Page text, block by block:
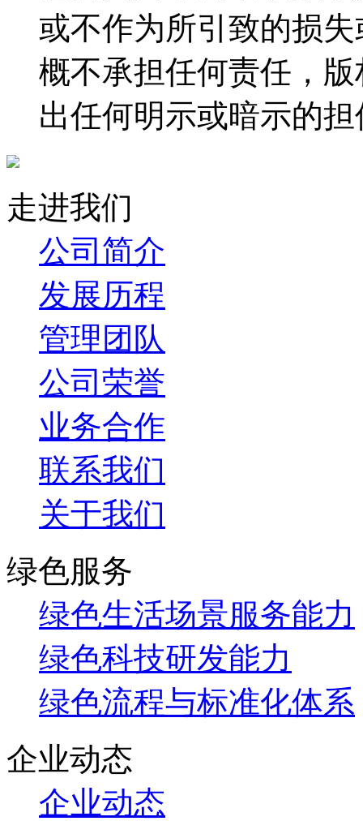
或不作为所引致的损
概不承担任何责任，
出任何明示或暗示的
走进我们
公司简介
发展历程
管理团队
公司荣誉
业务合作
联系我们
关于我们
绿色服务
绿色生活场景服务能力
绿色科技研发能力
绿色流程与标准化体系
企业动态
企业动态